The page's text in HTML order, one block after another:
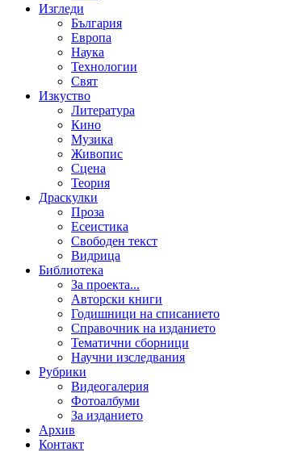
Изгледи
България
Европа
Наука
Технологии
Свят
Изкуство
Литература
Кино
Музика
Живопис
Сцена
Теория
Драскулки
Проза
Есеистика
Свободен текст
Видрица
Библиотека
За проекта...
Авторски книги
Годишници на списанието
Справочник на изданието
Тематични сборници
Научни изследвания
Рубрики
Видеогалерия
Фотоалбуми
За изданието
Архив
Контакт